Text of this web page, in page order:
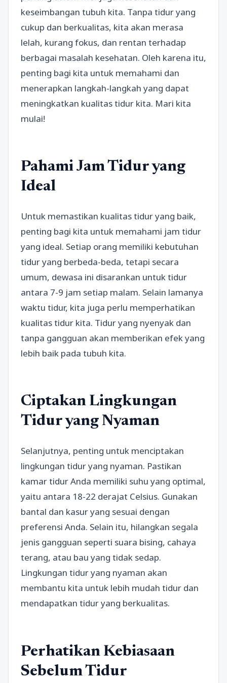
keseimbangan tubuh kita. Tanpa tidur yang
cukup dan berkualitas, kita akan merasa
lelah, kurang fokus, dan rentan terhadap
berbagai masalah kesehatan. Oleh karena itu,
penting bagi kita untuk memahami dan
menerapkan langkah-langkah yang dapat
meningkatkan kualitas tidur kita. Mari kita
mulai!
Pahami Jam Tidur yang
Ideal
Untuk memastikan kualitas tidur yang baik,
penting bagi kita untuk memahami jam tidur
yang ideal. Setiap orang memiliki kebutuhan
tidur yang berbeda-beda, tetapi secara
umum, dewasa ini disarankan untuk tidur
antara 7-9 jam setiap malam. Selain lamanya
waktu tidur, kita juga perlu memperhatikan
kualitas tidur kita. Tidur yang nyenyak dan
tanpa gangguan akan memberikan efek yang
lebih baik pada tubuh kita.
Ciptakan Lingkungan
Tidur yang Nyaman
Selanjutnya, penting untuk menciptakan
lingkungan tidur yang nyaman. Pastikan
kamar tidur Anda memiliki suhu yang optimal,
yaitu antara 18-22 derajat Celsius. Gunakan
bantal dan kasur yang sesuai dengan
preferensi Anda. Selain itu, hilangkan segala
jenis gangguan seperti suara bising, cahaya
terang, atau bau yang tidak sedap.
Lingkungan tidur yang nyaman akan
membantu kita untuk lebih mudah tidur dan
mendapatkan tidur yang berkualitas.
Perhatikan Kebiasaan
Sebelum Tidur